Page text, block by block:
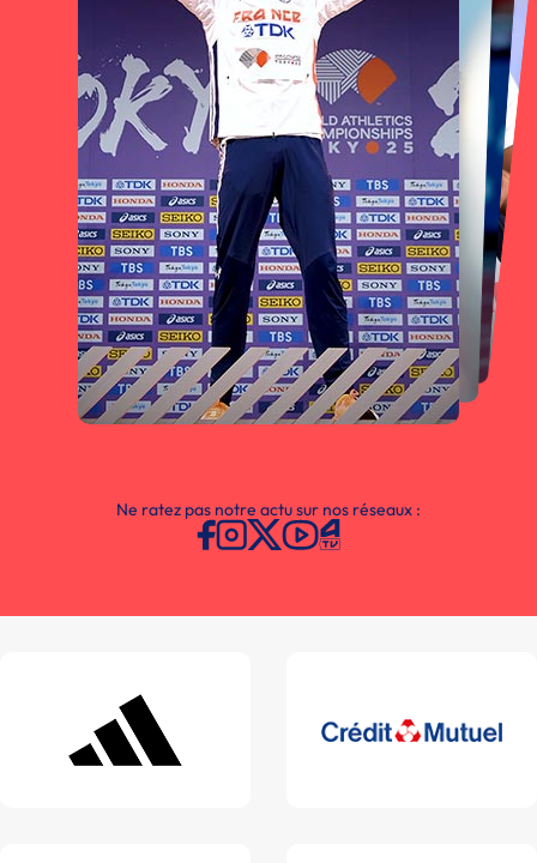
Ne ratez pas notre actu sur nos réseaux :